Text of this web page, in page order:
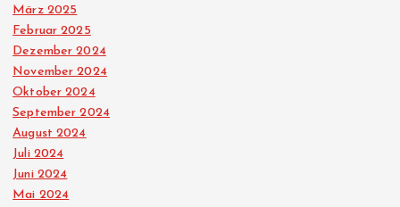
März 2025
Februar 2025
Dezember 2024
November 2024
Oktober 2024
September 2024
August 2024
Juli 2024
Juni 2024
Mai 2024